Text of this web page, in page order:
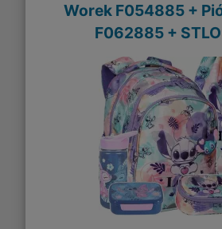
Worek F054885 +
F062885 +